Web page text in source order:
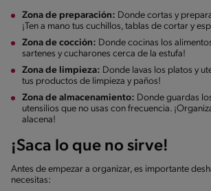
Zona de preparación: Donde cortas y
¡Ten a mano tus cuchillos, tablas de cortar y
Zona de cocción: Donde cocinas los
sartenes y cucharones cerca de la estufa!
Zona de limpieza: Donde lavas los platos y
tus productos de limpieza y paños!
Zona de almacenamiento: Donde guardas
utensilios que no usas con frecuencia.
alacena!
¡Saca lo que no sirve!
Antes de empezar a organizar, es importante
necesitas: